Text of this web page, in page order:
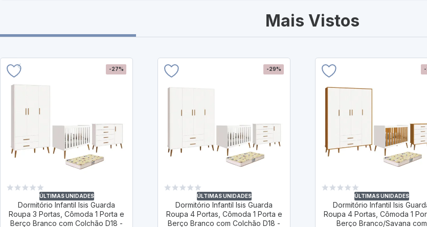
Mais Vistos
-27%
ÚLTIMAS UNIDADES
Dormitório Infantil Isis Guarda
Roupa 3 Portas, Cômoda 1 Porta e
Berço Branco com Colchão D18 -
-29%
ÚLTIMAS UNIDADES
Dormitório Infantil Isis Guarda
Roupa 4 Portas, Cômoda 1 Porta e
Berço Branco com Colchão D18 -
ÚLTIMAS UNIDADES
Dormitório Infantil Isis
Roupa 4 Portas, Cômoda 1
Berço Branco/Savana com